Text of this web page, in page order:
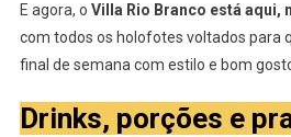
E agora, o Villa Rio Branco está aqui,
com todos os holofotes voltados para
final de semana com estilo e bom
Drinks, porções e